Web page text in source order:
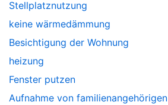
Stellplatznutzung
keine wärmedämmung
Besichtigung der Wohnung
heizung
Fenster putzen
Aufnahme von familienangehörigen